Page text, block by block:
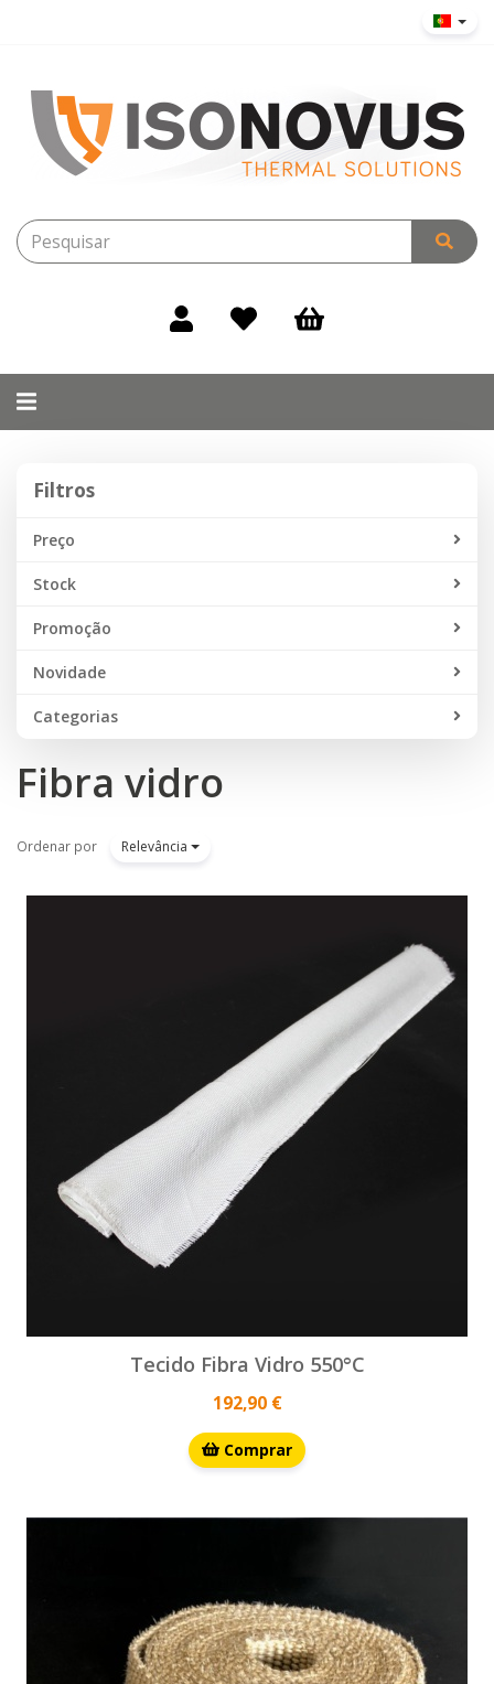
Alternar
Filtros
Preço
Stock
Promoção
Novidade
Categorias
Fibra vidro
Ordenar por Relevância
Tecido Fibra Vidro 550°C
192,90 €
Comprar